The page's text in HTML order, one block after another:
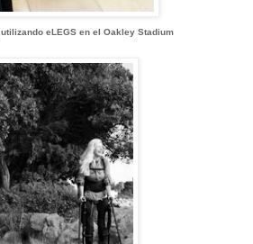
eLEGS en el Oakley Stadium